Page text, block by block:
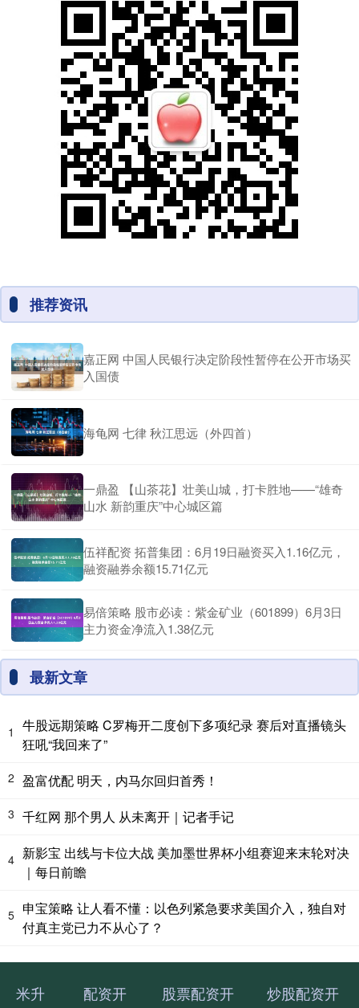
推荐资讯
嘉正网 中国人民银行决定阶段性暂停在公开市场买
入国债
海龟网 七律 秋江思远（外四首）
一鼎盈 【山茶花】壮美山城，打卡胜地——“雄奇
山水 新韵重庆”中心城区篇
伍祥配资 拓普集团：6月19日融资买入1.16亿元，
融资融券余额15.71亿元
易倍策略 股市必读：紫金矿业（601899）6月3日
主力资金净流入1.38亿元
最新文章
1
牛股远期策略 C罗梅开二度创下多项纪录 赛后对直播镜头
狂吼“我回来了”
2 盈富优配 明天，内马尔回归首秀！
3 千红网 那个男人 从未离开｜记者手记
4 新影宝 出线与卡位大战 美加墨世界杯小组赛迎来末轮对决
｜每日前瞻
5 申宝策略 让人看不懂：以色列紧急要求美国介入，独自对
付真主党已力不从心了？
米升
配资开
股票配资开
炒股配资开